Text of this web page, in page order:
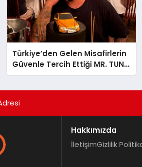
Türkiye’den Gelen Misafirlerin
Güvenle Tercih Ettiği MR. TUNA
Restaurant Uluslararası
Hakkımızda
İletişimGizlilik